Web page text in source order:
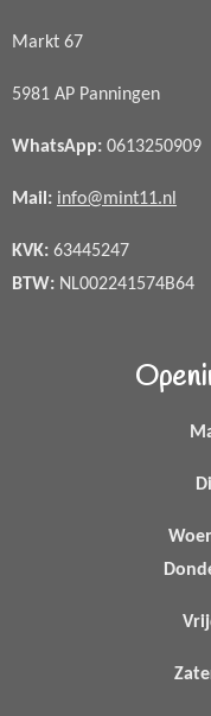
Markt 67
5981 AP Panningen
WhatsApp: 0613250909
Mail: info@mint11.nl
KVK: 63445247
BTW: NL002241574B64